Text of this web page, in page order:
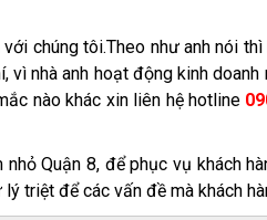
chúng tôi.Theo như anh nói
nhà anh hoạt động kinh
nào khác xin liên hệ hotline
Quận 8, để phục vụ khách
triệt để các vấn đề mà khách